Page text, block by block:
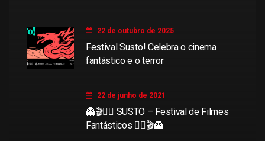
22 de outubro de 2025
Festival Susto! Celebra o cinema
fantástico e o terror
22 de junho de 2021
👻🎬🧜‍♀️ SUSTO – Festival de Filmes
Fantásticos 🧜‍♀️🎬👻